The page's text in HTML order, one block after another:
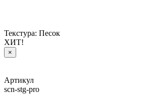
Текстура: Песок
ХИТ!
×
Артикул
scn-stg-pro